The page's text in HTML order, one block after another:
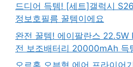
드디어 득템! [세트]갤럭시
정보호필름 꿀템이에요
완전 꿀템! 에이팔란스 22.5W
전 보조배터리 20000mAh 득
오르홈 오븐형 에어 프라이어